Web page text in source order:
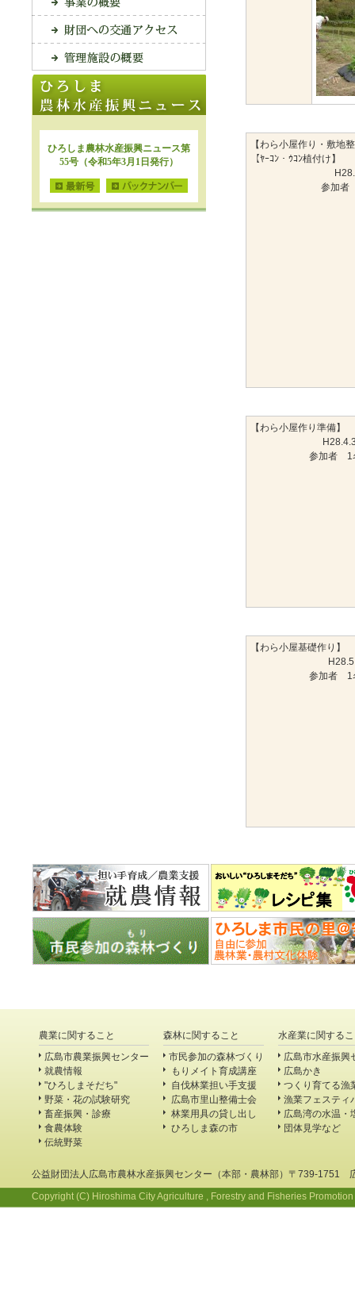
【わら小屋作り・敷地
【ﾔｰｺﾝ・ｳｺﾝ植付け】
参加
【わら小屋作り準備】
参加者 1
【わら小屋基礎作り】
参加者 1
農業に関すること
広島市農業振興センター
就農情報
"ひろしまそだち"
野菜・花の試験研究
畜産振興・診療
食農体験
伝統野菜
森林に関すること
市民参加の森林づくり
もりメイト育成講座
自伐林業担い手支援
広島市里山整備士会
林業用具の貸し出し
ひろしま森の市
水産業に関する
広島市水産振興
広島かき
つくり育てる漁
漁業フェスティ
広島湾の水温・
団体見学など
公益財団法人広島市農林水産振興センター（本部・農林部）〒739-1751
Copyright (C) Hiroshima City Agriculture , Forestry and Fisheries